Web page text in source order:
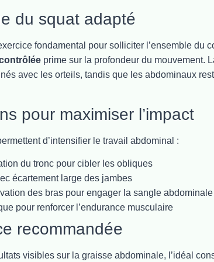
du squat adapté
fondamental pour solliciter l’ensemble du
prime sur la profondeur du mouvement.
avec les orteils, tandis que les abdominaux
pour maximiser l’impact
d’intensifier le travail abdominal :
du tronc pour cibler les obliques
écartement large des jambes
des bras pour engager la sangle abdominale
pour renforcer l’endurance musculaire
recommandée
visibles sur la graisse abdominale, l’idéal